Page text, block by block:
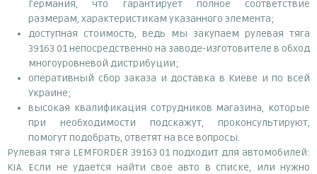
Германия, что гарантирует полное соответствие
размерам, характеристикам указанного элемента;
доступная стоимость, ведь мы закупаем рулевая тяга
39163 01 непосредственно на заводе-изготовителе в обход
многоуровневой дистрибуции;
оперативный сбор заказа и доставка в Киеве и по всей
Украине;
высокая квалификация сотрудников магазина, которые
при необходимости подскажут, проконсультируют,
помогут подобрать, ответят на все вопросы.
Рулевая тяга LEMFORDER 39163 01 подходит для автомобилей:
KIA. Если не удается найти свое авто в списке, или нужно